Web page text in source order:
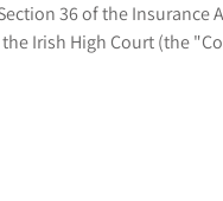
36 of the Insurance
Irish High Court (the